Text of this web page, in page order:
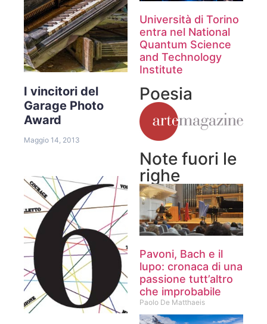
I vincitori del
Garage Photo
Award
Maggio 14, 2013
Università di Torino
entra nel National
Quantum Science
and Technology
Institute
Poesia
Note fuori le
righe
Pavoni, Bach e il
lupo: cronaca di una
passione tutt’altro
che improbabile
Paolo De Matthaeis